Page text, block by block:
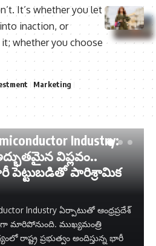
It’s whether you let
inaction, or
whether you choose
Marketing
Industry:
విప్లవం..
పెట్టుబడితో పారిశ్రామిక
Industry ఏర్పాటుతో ఆంధ్రప్రదేశ్
మారిపోనుంది. ముఖ్యమంత్రి
రాష్ట్ర ప్రభుత్వం అందిస్తున్న భారీ